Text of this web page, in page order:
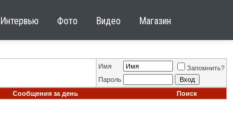
Интервью Фото Видео Магазин
Имя
Запомнить?
Пароль
Сообщения за день Поиск